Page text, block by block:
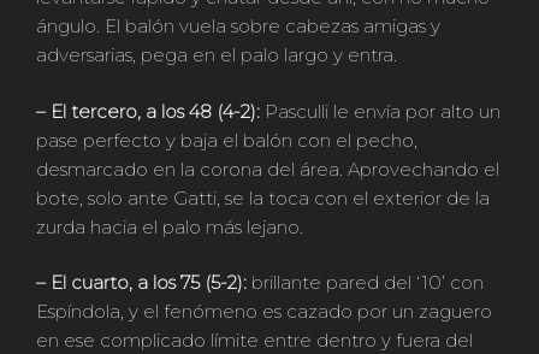
ángulo. El balón vuela sobre cabezas amigas y
adversarias, pega en el palo largo y entra.
– El tercero, a los 48 (4-2): Pasculli le envía por alto un
pase perfecto y baja el balón con el pecho,
desmarcado en la corona del área. Aprovechando el
bote, solo ante Gatti, se la toca con el exterior de la
zurda hacia el palo más lejano.
– El cuarto, a los 75 (5-2): brillante pared del ‘10’ con
Espíndola, y el fenómeno es cazado por un zaguero
en ese complicado límite entre dentro y fuera del